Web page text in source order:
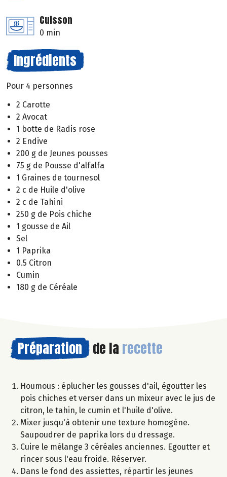
Cuisson
0 min
Ingrédients
Pour 4 personnes
2 Carotte
2 Avocat
1 botte de Radis rose
2 Endive
200 g de Jeunes pousses
75 g de Pousse d'alfalfa
1 Graines de tournesol
2 c de Huile d'olive
2 c de Tahini
250 g de Pois chiche
1 gousse de Ail
Sel
1 Paprika
0.5 Citron
Cumin
180 g de Céréale
Préparation de la recette
Houmous : éplucher les gousses d'ail, égoutter les
pois chiches et verser dans un mixeur avec le jus de
citron, le tahin, le cumin et l'huile d'olive.
Mixer jusqu'à obtenir une texture homogène.
Saupoudrer de paprika lors du dressage.
Cuire le mélange 3 céréales anciennes. Egoutter et
rincer sous l'eau froide. Réserver.
Dans le fond des assiettes, répartir les jeunes